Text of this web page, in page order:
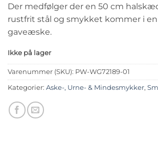
Der medfølger der en 50 cm
rustfrit stål og smykket kommer i
gaveæske.
Ikke på lager
Varenummer (SKU): PW-WG72189-01
Kategorier: Aske-, Urne- & Mindesmykker,